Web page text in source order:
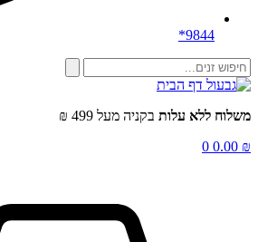
9844*
ללא עלותבקניה מעל 499 ₪
0.00
0